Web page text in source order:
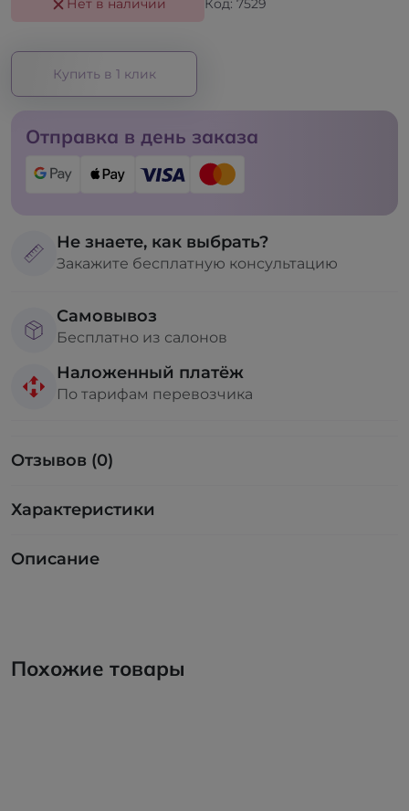
Нет в наличии Код: 7529
Купить в 1 клик
Отправка в день заказа
Не знаете, как выбрать?
Закажите бесплатную консультацию
Самовывоз
Бесплатно из салонов
Наложенный платёж
По тарифам перевозчика
Отзывов (0)
Характеристики
Описание
Похожие товары